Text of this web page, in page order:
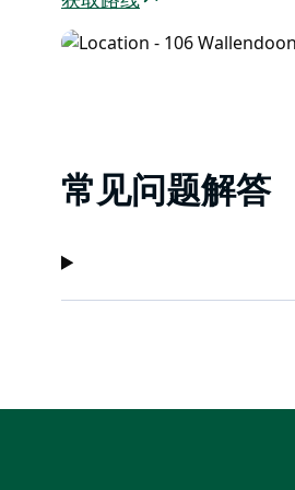
常见问题解答